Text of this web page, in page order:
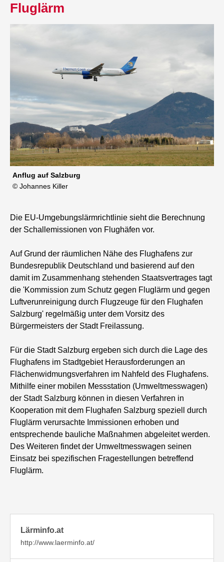
Fluglärm
Anflug auf Salzburg
© Johannes Killer
Die EU-Umgebungslärmrichtlinie sieht die Berechnung
der Schallemissionen von Flughäfen vor.
Auf Grund der räumlichen Nähe des Flughafens zur
Bundesrepublik Deutschland und basierend auf den
damit im Zusammenhang stehenden Staatsvertrages tagt
die 'Kommission zum Schutz gegen Fluglärm und gegen
Luftverunreinigung durch Flugzeuge für den Flughafen
Salzburg' regelmäßig unter dem Vorsitz des
Bürgermeisters der Stadt Freilassung.
Für die Stadt Salzburg ergeben sich durch die Lage des
Flughafens im Stadtgebiet Herausforderungen an
Flächenwidmungsverfahren im Nahfeld des Flughafens.
Mithilfe einer mobilen Messstation (Umweltmesswagen)
der Stadt Salzburg können in diesen Verfahren in
Kooperation mit dem Flughafen Salzburg speziell durch
Fluglärm verursachte Immissionen erhoben und
entsprechende bauliche Maßnahmen abgeleitet werden.
Des Weiteren findet der Umweltmesswagen seinen
Einsatz bei spezifischen Fragestellungen betreffend
Fluglärm.
Lärminfo.at
http://www.laerminfo.at/